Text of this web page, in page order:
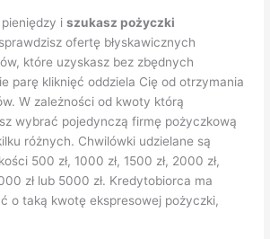
pieniędzy iszukasz pożyczki
ofertę błyskawicznych
które uzyskasz bez zbędnych
parę kliknięć oddziela Cię od otrzymania
W zależności od kwoty którą
wybrać pojedynczą firmę pożyczkową
różnych. Chwilówki udzielane są
500 zł, 1000 zł, 1500 zł, 2000 zł,
zł lub 5000 zł. Kredytobiorca ma
o taką kwotę ekspresowej pożyczki,